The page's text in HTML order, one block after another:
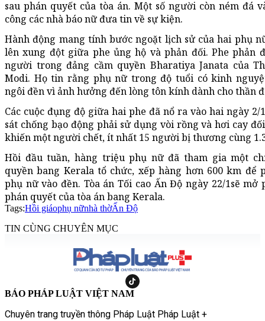
sau phán quyết của tòa án. Một số người còn ném đá
công các nhà báo nữ đưa tin về sự kiện.
Hành động mang tính bước ngoặt lịch sử của hai phụ
lên xung đột giữa phe ủng hộ và phản đối. Phe phản
người trong đảng cầm quyền Bharatiya Janata của
Modi. Họ tin rằng phụ nữ trong độ tuổi có kinh
ngôi đền vì ảnh hưởng đến lòng tôn kính dành cho thần
Các cuộc đụng độ giữa hai phe đã nổ ra vào hai ngày 2/
sát chống bạo động phải sử dụng vòi rồng và hơi cay
khiến một người chết, ít nhất 15 người bị thương cùng
Hồi đầu tuần, hàng triệu phụ nữ đã tham gia một
quyền bang Kerala tổ chức, xếp hàng hơn 600 km để
phụ nữ vào đền. Tòa án Tối cao Ấn Độ ngày 22/1sẽ
phán quyết của tòa án bang Kerala.
Tags:Hồi giáophụ nữnhà thờẤn Độ
TIN CÙNG CHUYÊN MỤC
BÁO PHÁP LUẬT VIỆT NAM
Chuyên trang truyền thông Pháp Luật Pháp Luật +